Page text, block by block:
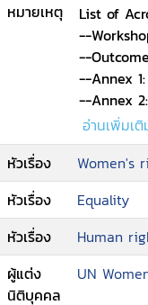
หมายเหตุ
List of
--
--
--Annex
--Annex
--Annex
--Annex4
--Annex
อ่านเพิ่มเติ
หัวเรื่อง
Women's
หัวเรื่อง
Equality
หัวเรื่อง
Human
ผู้แต่ง
นิติบุคคล
UN